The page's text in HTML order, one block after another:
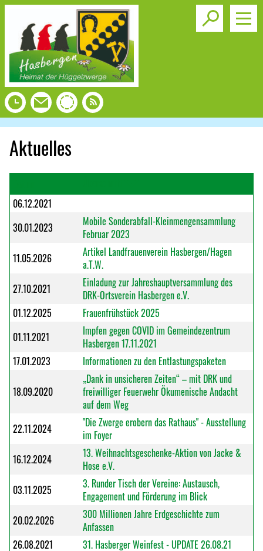
Toggle
Aktuelles
06.12.2021
30.01.2023
Mobile Sonderabfall-Kleinmengensammlung
Februar 2023
11.05.2026
Artikel Landfrauenverein Hasbergen/Hagen
a.T.W.
27.10.2021
Einladung zur Jahreshauptversammlung des
DRK-Ortsverein Hasbergen e.V.
01.12.2025
Frauenfrühstück 2025
01.11.2021
Impfen gegen COVID im Gemeindezentrum
Hasbergen 17.11.2021
17.01.2023
Informationen zu den Entlastungspaketen
18.09.2020
„Dank in unsicheren Zeiten“ – mit DRK und
freiwilliger Feuerwehr Ökumenische Andacht
auf dem Weg
22.11.2024
"Die Zwerge erobern das Rathaus" - Ausstellung
im Foyer
16.12.2024
13. Weihnachtsgeschenke-Aktion von Jacke &
Hose e.V.
03.11.2025
3. Runder Tisch der Vereine: Austausch,
Engagement und Förderung im Blick
20.02.2026
300 Millionen Jahre Erdgeschichte zum
Anfassen
26.08.2021
31. Hasberger Weinfest - UPDATE 26.08.21